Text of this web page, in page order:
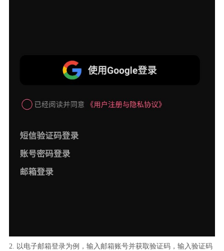
2. 以电子邮箱登录为例，输入邮箱账号并获取验证码，输入验证码